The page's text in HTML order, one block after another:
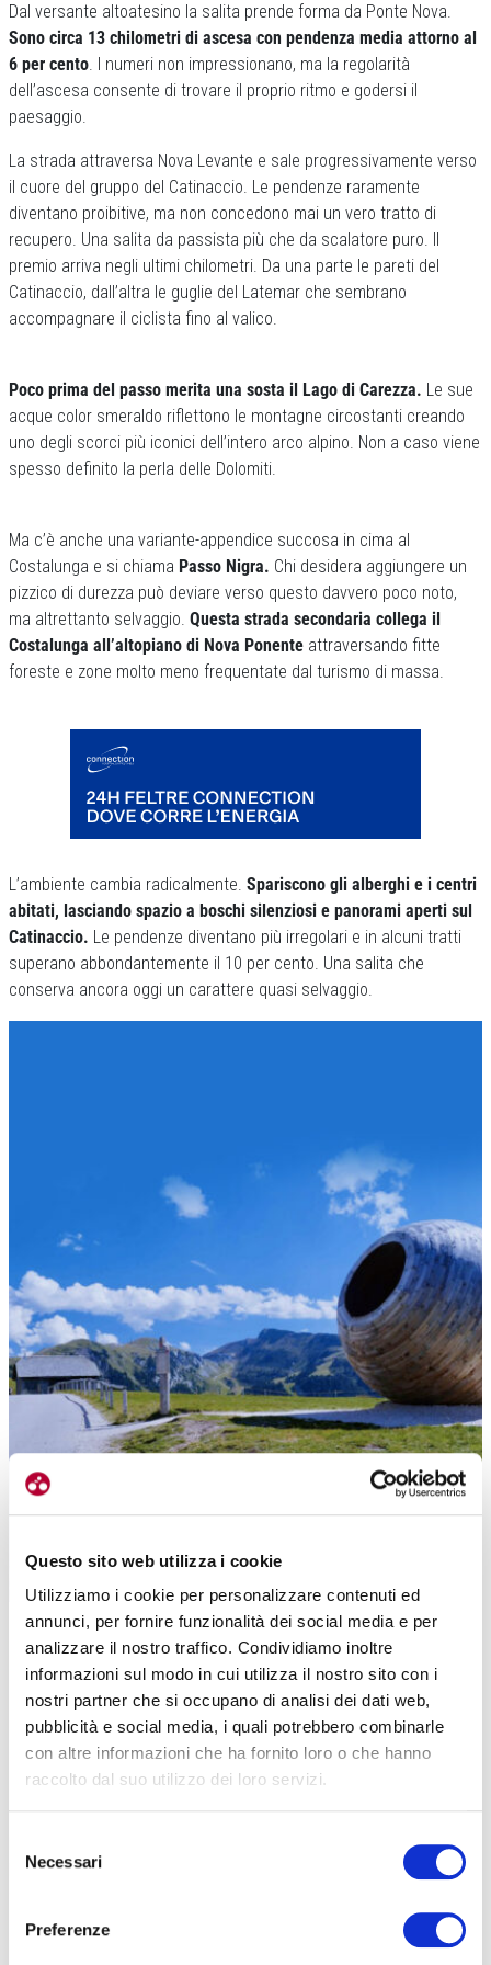
Questo sito web utilizza i cookie
Utilizziamo i cookie per personalizzare contenuti ed
annunci, per fornire funzionalità dei social media e per
analizzare il nostro traffico. Condividiamo inoltre
informazioni sul modo in cui utilizza il nostro sito con i
nostri partner che si occupano di analisi dei dati web,
pubblicità e social media, i quali potrebbero combinarle
con altre informazioni che ha fornito loro o che hanno
raccolto dal suo utilizzo dei loro servizi.
delNecessari
Preferenze
Dal versante altoatesino la salita prende forma da Ponte Nova.
Sono circa 13 chilometri di ascesa con pendenza media attorno al
6 per cento. I numeri non impressionano, ma la regolarità
dell’ascesa consente di trovare il proprio ritmo e godersi il
paesaggio.
La strada attraversa Nova Levante e sale progressivamente verso
il cuore del gruppo del Catinaccio. Le pendenze raramente
diventano proibitive, ma non concedono mai un vero tratto di
recupero. Una salita da passista più che da scalatore puro. Il
premio arriva negli ultimi chilometri. Da una parte le pareti del
Catinaccio, dall’altra le guglie del Latemar che sembrano
accompagnare il ciclista fino al valico.
Poco prima del passo merita una sosta il Lago di Carezza. Le sue
acque color smeraldo riflettono le montagne circostanti creando
uno degli scorci più iconici dell’intero arco alpino. Non a caso viene
spesso definito la perla delle Dolomiti.
Ma c’è anche una variante-appendice succosa in cima al
Costalunga e si chiama Passo Nigra. Chi desidera aggiungere un
pizzico di durezza può deviare verso questo davvero poco noto,
ma altrettanto selvaggio. Questa strada secondaria collega il
Costalunga all’altopiano di Nova Ponente attraversando fitte
foreste e zone molto meno frequentate dal turismo di massa.
L’ambiente cambia radicalmente. Spariscono gli alberghi e i centri
abitati, lasciando spazio a boschi silenziosi e panorami aperti sul
Catinaccio. Le pendenze diventano più irregolari e in alcuni tratti
superano abbondantemente il 10 per cento. Una salita che
conserva ancora oggi un carattere quasi selvaggio.
In cima all’Alpe di Pampeago non solo panorami a 360° ma anche il
Latemarium, uno dei parchi artistici più alti d’Europa. Qui l’opera in vetta (foto
Latemarium)
PAMPEAGO LATO ATESINO
Molti conosconoPampeago grazie agli arrivi del Giro d’Italia e
pertanto quello che s’inerpica da Tesero, Val di Fiemme. Pochi
sanno invece che il valico vero e proprio, il Passo di Pampeago
(Reiterjoch), può essere raggiunto anche dal versante altoatesino.
La salita parte dalla Val d’Ega e può essere affrontata sia da Nova
Ponente sia da San Nicolò d’Ega
. Si sviluppa attraverso boschi
alle grandi strade dolomitiche.